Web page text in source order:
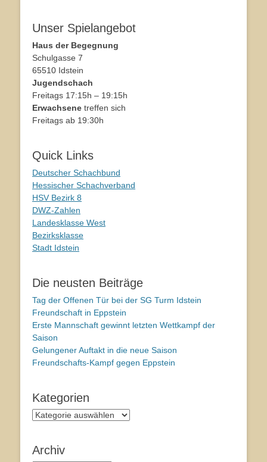
Unser Spielangebot
Haus der Begegnung
Schulgasse 7
65510 Idstein
Jugendschach
Freitags 17:15h – 19:15h
Erwachsene treffen sich
Freitags ab 19:30h
Quick Links
Deutscher Schachbund
Hessischer Schachverband
HSV Bezirk 8
DWZ-Zahlen
Landesklasse West
Bezirksklasse
Stadt Idstein
Die neusten Beiträge
Tag der Offenen Tür bei der SG Turm Idstein
Freundschaft in Eppstein
Erste Mannschaft gewinnt letzten Wettkampf der
Saison
Gelungener Auftakt in die neue Saison
Freundschafts-Kampf gegen Eppstein
Kategorien
Kategorien
Archiv